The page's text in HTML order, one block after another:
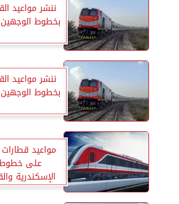
ننشر مواعيد
بخطوط الوجهين
ننشر مواعيد
بخطوط الوجهين
مواعيد قطارات
على خطوط
الإسكندرية